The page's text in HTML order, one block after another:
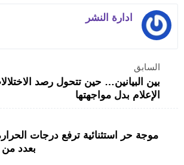
ادارة النشر
السابق
بين البيانين… حين تتحول رصد
الإعلام بدل مواجهتها
بعدد من